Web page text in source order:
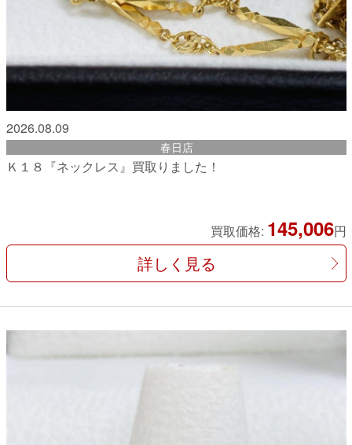
2026.08.09
春日店
Ｋ１８『ネックレス』買取りました！
買取価格: 145,006円
詳しく見る